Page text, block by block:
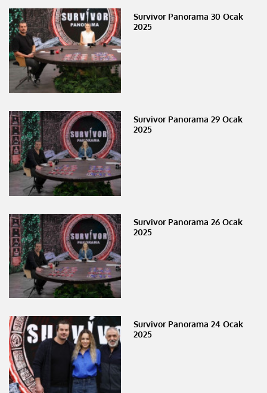
Survivor Panorama 30 Ocak
2025
Survivor Panorama 29 Ocak
2025
Survivor Panorama 26 Ocak
2025
Survivor Panorama 24 Ocak
2025